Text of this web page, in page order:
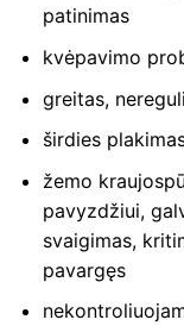
patinimas
kvėpavimo
greitas,
širdies
žemo
pavyzdžiui,
svaigimas,
pavargęs